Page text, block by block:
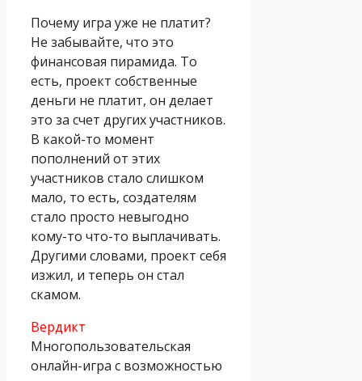
Почему игра уже не платит?
Не забывайте, что это
финансовая пирамида. То
есть, проект собственные
деньги не платит, он делает
это за счет других участников.
В какой-то момент
пополнений от этих
участников стало слишком
мало, то есть, создателям
стало просто невыгодно
кому-то что-то выплачивать.
Другими словами, проект себя
изжил, и теперь он стал
скамом.
Вердикт
Многопользовательская
онлайн-игра с возможностью